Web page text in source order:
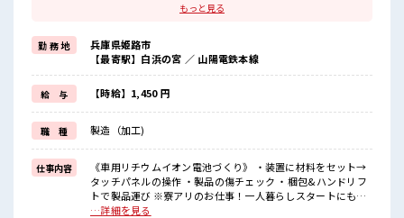
長期就業で収入UPを目指そう！
◆日本を代表する大手企業同士の合弁会社
◆経験はもちろん学歴も不問！
お仕事だけじゃない◎住まいだってご提供します(*≧∀≦)ゞ
(1)寮費5万円の補助あり
(2)TV/冷蔵庫/洗濯機/電子レンジ/エアコンなどは備え付け
(3)駐車場完備なのでマイカー持ち込みOK
などなど...
赴任時は現地までの移動交通費も規定支給！
■職場の雰囲気
もっと見る
勤 務 地
兵庫県姫路市
【最寄駅】白浜の宮 ／ 山陽電鉄本線
給 与 【時給】1,450 円
職 種 製造（加工)
仕事内容
《車用リチウムイオン電池づくり》 ・装置に材料をセット→
タッチパネルの操作 ・製品の傷チェック ・梱包&ハンドリフ
トで製品運び ※寮アリのお仕事！一人暮らしスタートにもピ
ッタリ♪ ■お仕事PR 《更新手当3ヶ月ごとに2万円》 《昇給
…詳細を見る